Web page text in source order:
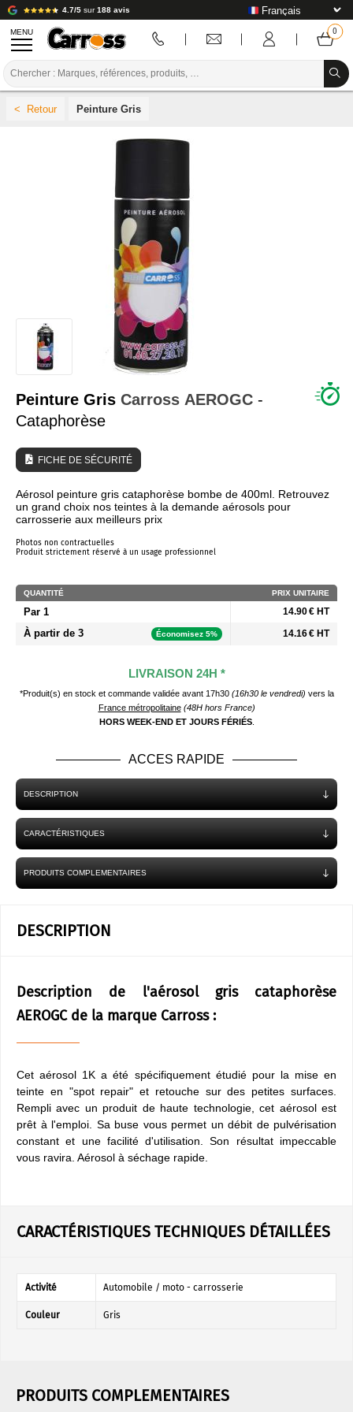
4.7/5 sur188 avis
MENU
PREPARATION / PEINTURE / FINITION
CONSOMMABLE CARROSSERIE
OUTILLAGE CARROSSERIE
ÉQUIPEMENT ATELIER CARROSSERIE
INSTALLATION LABO
TUTORIEL & CONSEILS
QUI SOMMES NOUS ?
Peinture Gris
Peinture Gris Carross AEROGC -
Cataphorèse
FICHE DE SÉCURITÉ
Aérosol peinture gris cataphorèse bombe de 400ml. Retrouvez
un grand choix nos teintes à la demande aérosols pour
carrosserie aux meilleurs prix
Photos non contractuelles
Produit strictement réservé à un usage professionnel
QUANTITÉ PRIX UNITAIRE
Par 1 14.90 € HT
À partir de 3 Économisez 5% 14.16 € HT
LIVRAISON 24H *
*Produit(s) en stock et commande validée avant 17h30 (16h30 le vendredi) vers la
France métropolitaine (48H hors France)
HORS WEEK-END ET JOURS FÉRIÉS.
ACCES RAPIDE
DESCRIPTION
CARACTÉRISTIQUES
PRODUITS COMPLEMENTAIRES
DESCRIPTION
Description de l'aérosol gris cataphorèse
AEROGC de la marque Carross :
Cet aérosol 1K a été spécifiquement étudié pour la mise en
teinte en "spot repair" et retouche sur des petites surfaces.
Rempli avec un produit de haute technologie, cet aérosol est
prêt à l'emploi. Sa buse vous permet un débit de pulvérisation
constant et une facilité d'utilisation. Son résultat impeccable
vous ravira. Aérosol à séchage rapide.
CARACTÉRISTIQUES TECHNIQUES DÉTAILLÉES
Activité Automobile / moto - carrosserie
Couleur Gris
PRODUITS COMPLEMENTAIRES